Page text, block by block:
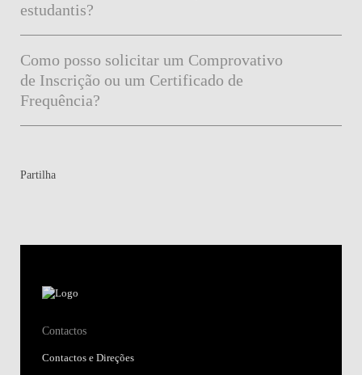
estudantis?
Como posso solicitar um Comprovativo
de Inscrição ou um Certificado de
Frequência?
Partilha
Contactos
Contactos e Direções